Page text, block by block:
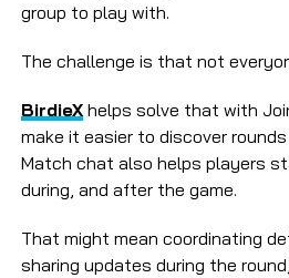
group to play with.
The challenge is that not
BirdieXhelps solve that with
make it easier to discover
Match chat also helps players
during, and after the game.
That might mean coordinating
sharing updates during the